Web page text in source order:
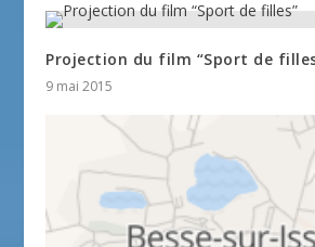
Projection du film “Sport de
9 mai 2015